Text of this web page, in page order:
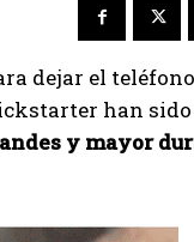
dejar el teléfono
han
y mayor